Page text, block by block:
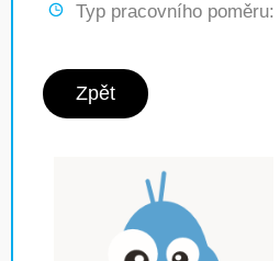
Typ pracovního poměru:
Zpět